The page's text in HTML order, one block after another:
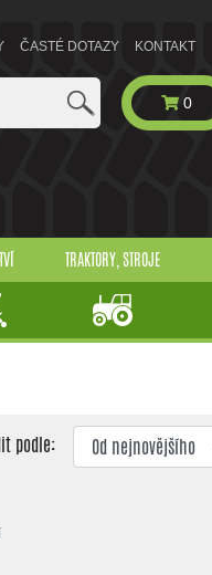
ČASTÉ DOTAZY KONTAKT
0
TRAKTORY, STROJE
podle: